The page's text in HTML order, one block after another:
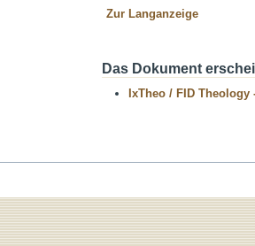
Zur Langanzeige
Das Dokument
IxTheo / FID Theology